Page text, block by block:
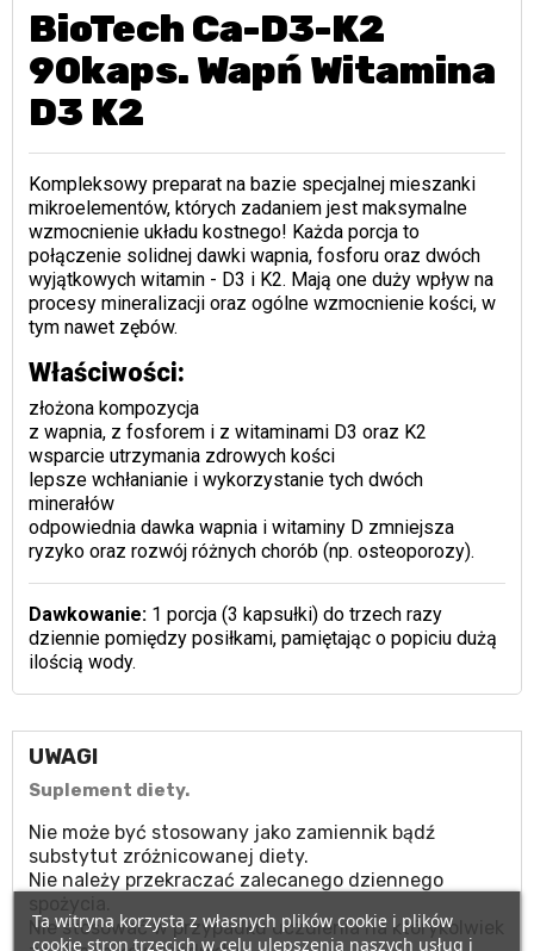
BioTech Ca-D3-K2
90kaps. Wapń Witamina
D3 K2
Kompleksowy preparat na bazie specjalnej mieszanki
mikroelementów, których zadaniem jest maksymalne
wzmocnienie układu kostnego! Każda porcja to
połączenie solidnej dawki wapnia, fosforu oraz dwóch
wyjątkowych witamin - D3 i K2. Mają one duży wpływ na
procesy mineralizacji oraz ogólne wzmocnienie kości, w
tym nawet zębów.
Właściwości:
złożona kompozycja
z wapnia, z fosforem i z witaminami D3 oraz K2
wsparcie utrzymania zdrowych kości
lepsze wchłanianie i wykorzystanie tych dwóch
minerałów
odpowiednia dawka wapnia i witaminy D zmniejsza
ryzyko oraz rozwój różnych chorób (np. osteoporozy).
Dawkowanie:1 porcja (3 kapsułki) do trzech razy
dziennie pomiędzy posiłkami, pamiętając o popiciu dużą
ilością wody.
UWAGI
Suplement diety.
Nie może być stosowany jako zamiennik bądź
substytut zróżnicowanej diety.
Nie należy przekraczać zalecanego dziennego
Nie stosować w przypadku uczulenia na którykolwiek
Ta witryna korzysta z własnych plików cookie i plików
cookie stron trzecich w celu ulepszenia naszych usług i